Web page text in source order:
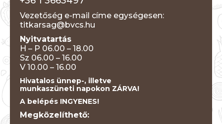
Vezetőség e-mail címe egységesen:
titkarsag@bvcs.hu
Nyitvatartás
H – P 06.00 – 18.00
Sz 06.00 – 16.00
V 10.00 – 16.00
Hivatalos ünnep-, illetve
munkaszüneti napokon ZÁRVA!
A belépés INGYENES!
Megközelíthető: